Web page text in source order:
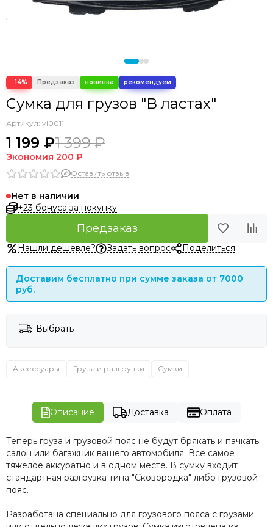
Аксессуары прочие
−14%
Сумка для грузов "В ластах"
Артикул: vl0011
1 199 ₽1 399 ₽
Экономия 200 ₽
Оставить отзыв
Нет в наличии
+23 бонуса за покупку
Предзаказ
Нашли дешевле? Задать вопрос Поделиться
Доставим бесплатно при сумме заказа от 7000
руб.
Выбрать
Аксессуары Груза и разгрузки Сумки
Описание Доставка Оплата
Теперь груза и грузовой пояс не будут брякать и пачкать
салон или багажник вашего автомобиля. Все самое
тяжелое аккуратно и в одном месте. В сумку входит
стандартная разгрузка типа "Сковородка" либо грузовой
пояс.
Разработана специально для грузового пояса с грузами